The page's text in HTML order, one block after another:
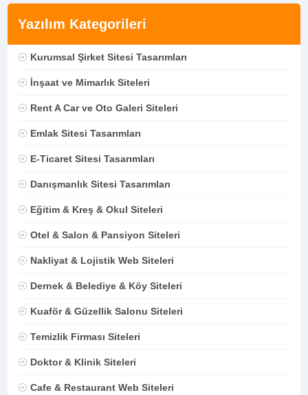
Yazılım Kategorileri
Kurumsal Şirket Sitesi Tasarımları
İnşaat ve Mimarlık Siteleri
Rent A Car ve Oto Galeri Siteleri
Emlak Sitesi Tasarımları
E-Ticaret Sitesi Tasarımları
Danışmanlık Sitesi Tasarımları
Eğitim & Kreş & Okul Siteleri
Otel & Salon & Pansiyon Siteleri
Nakliyat & Lojistik Web Siteleri
Dernek & Belediye & Köy Siteleri
Kuaför & Güzellik Salonu Siteleri
Temizlik Firması Siteleri
Doktor & Klinik Siteleri
Cafe & Restaurant Web Siteleri